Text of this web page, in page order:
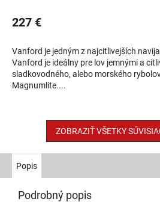
227 €
Vanford je jedným z najcitlivejších
Vanford je ideálny pre lov jemnými a
sladkovodného, alebo morského
Magnumlite....
ZOBRAZIŤ VŠETKY
Popis
Podrobný popis